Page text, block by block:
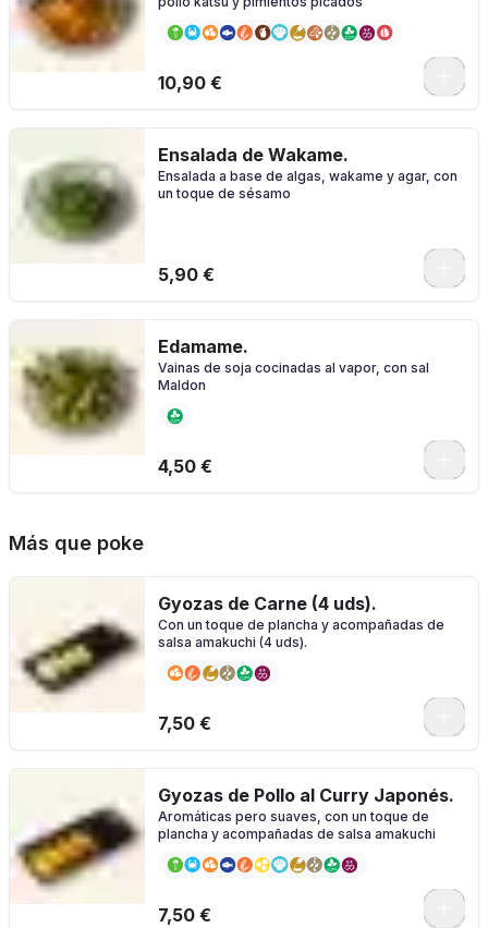
10,90 €
Ensalada de Wakame.
Ensalada a base de algas, wakame y agar, con
un toque de sésamo
5,90 €
Edamame.
Vainas de soja cocinadas al vapor, con sal
Maldon
4,50 €
Más que poke
Gyozas de Carne (4 uds).
Con un toque de plancha y acompañadas de
salsa amakuchi (4 uds).
7,50 €
Gyozas de Pollo al Curry Japonés.
Aromáticas pero suaves, con un toque de
plancha y acompañadas de salsa amakuchi
7,50 €